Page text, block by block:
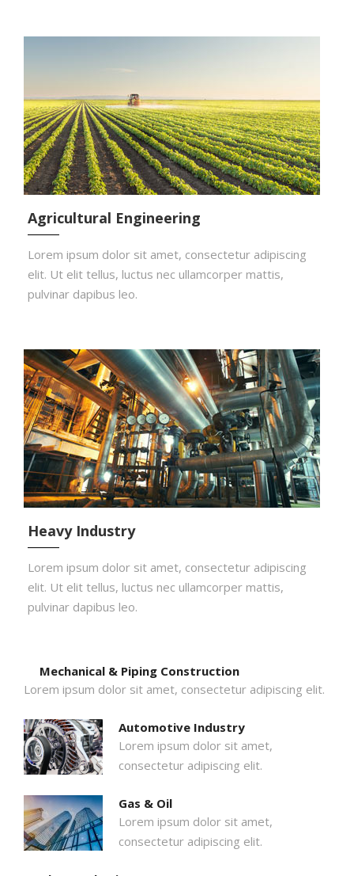
Agricultural Engineering
Lorem ipsum dolor sit amet, consectetur adipiscing
elit. Ut elit tellus, luctus nec ullamcorper mattis,
pulvinar dapibus leo.
Heavy Industry
Lorem ipsum dolor sit amet, consectetur adipiscing
elit. Ut elit tellus, luctus nec ullamcorper mattis,
pulvinar dapibus leo.
Mechanical & Piping Construction
Lorem ipsum dolor sit amet, consectetur adipiscing elit.
Automotive Industry
Lorem ipsum dolor sit amet,
consectetur adipiscing elit.
Gas & Oil
Lorem ipsum dolor sit amet,
consectetur adipiscing elit.